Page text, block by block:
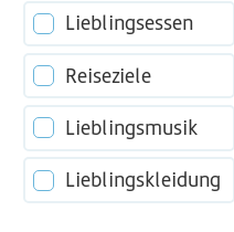
Lieblingsessen
Reiseziele
Lieblingsmusik
Lieblingskleidung